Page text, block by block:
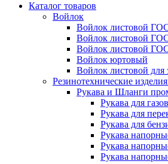
Каталог товаров
Войлок
Войлок листовой
Войлок листовой
Войлок листовой
Войлок юртовый
Войлок листовой для
Резинотехнические
Рукава и Шланги
Рукава для
Рукава для
Рукава для
Рукава
Рукава
Рукава